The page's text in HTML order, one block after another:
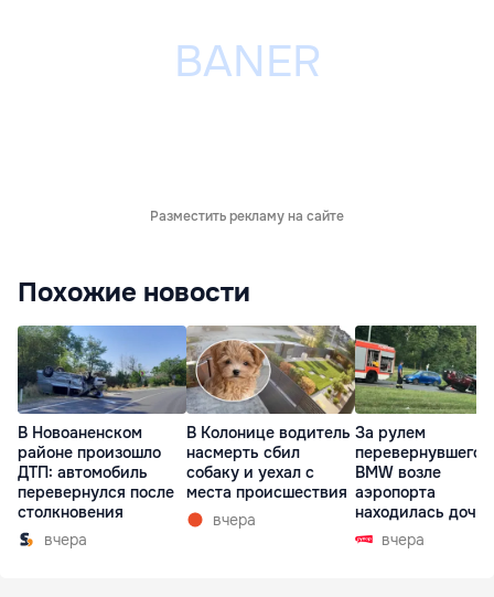
Разместить рекламу на сайте
Похожие новости
В Новоаненском
районе произошло
ДТП: автомобиль
перевернулся после
столкновения
вчера
В Колонице водитель
насмерть сбил
собаку и уехал с
места происшествия
вчера
За рулем
BMW возле
аэропорта
находилась дочь
директора лицея
вчера